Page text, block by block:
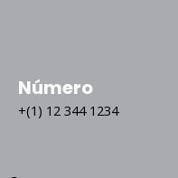
Número
+(1) 12 344 1234